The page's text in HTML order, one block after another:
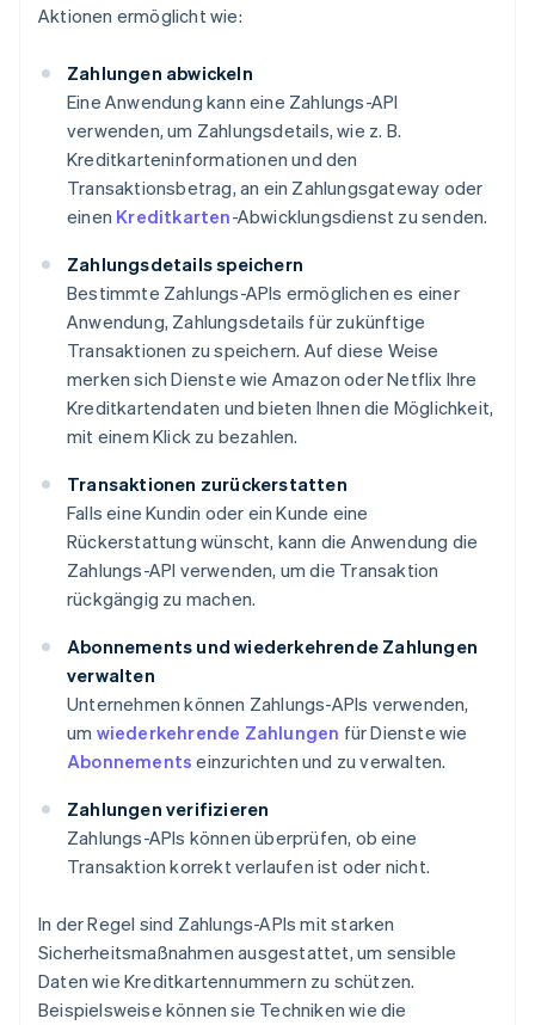
Aktionen ermöglicht wie:
Zahlungen abwickeln
Eine Anwendung kann eine Zahlungs-API
verwenden, um Zahlungsdetails, wie z. B.
Kreditkarteninformationen und den
Transaktionsbetrag, an ein Zahlungsgateway oder
einen Kreditkarten-Abwicklungsdienst zu senden.
Zahlungsdetails speichern
Bestimmte Zahlungs-APIs ermöglichen es einer
Anwendung, Zahlungsdetails für zukünftige
Transaktionen zu speichern. Auf diese Weise
merken sich Dienste wie Amazon oder Netflix Ihre
Kreditkartendaten und bieten Ihnen die Möglichkeit,
mit einem Klick zu bezahlen.
Transaktionen zurückerstatten
Falls eine Kundin oder ein Kunde eine
Rückerstattung wünscht, kann die Anwendung die
Zahlungs-API verwenden, um die Transaktion
rückgängig zu machen.
Abonnements und wiederkehrende Zahlungen
verwalten
Unternehmen können Zahlungs-APIs verwenden,
um wiederkehrende Zahlungen für Dienste wie
Abonnements einzurichten und zu verwalten.
Zahlungen verifizieren
Zahlungs-APIs können überprüfen, ob eine
Transaktion korrekt verlaufen ist oder nicht.
In der Regel sind Zahlungs-APIs mit starken
Sicherheitsmaßnahmen ausgestattet, um sensible
Daten wie Kreditkartennummern zu schützen.
Beispielsweise können sie Techniken wie die